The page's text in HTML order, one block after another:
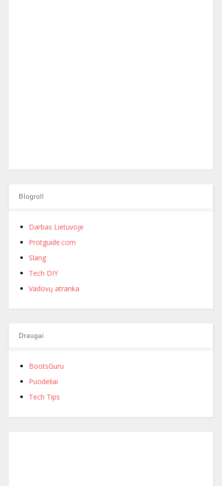
Blogroll
Darbas Lietuvoje
Protguide.com
Slang
Tech DIY
Vadovų atranka
Draugai
BootsGuru
Puodeliai
Tech Tips